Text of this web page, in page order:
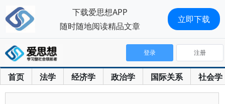
首页 法学 经济学 政治学 国际关系 社会学
登录 注册
下载爱思想APP
随时随地阅读精品文章
立即下载